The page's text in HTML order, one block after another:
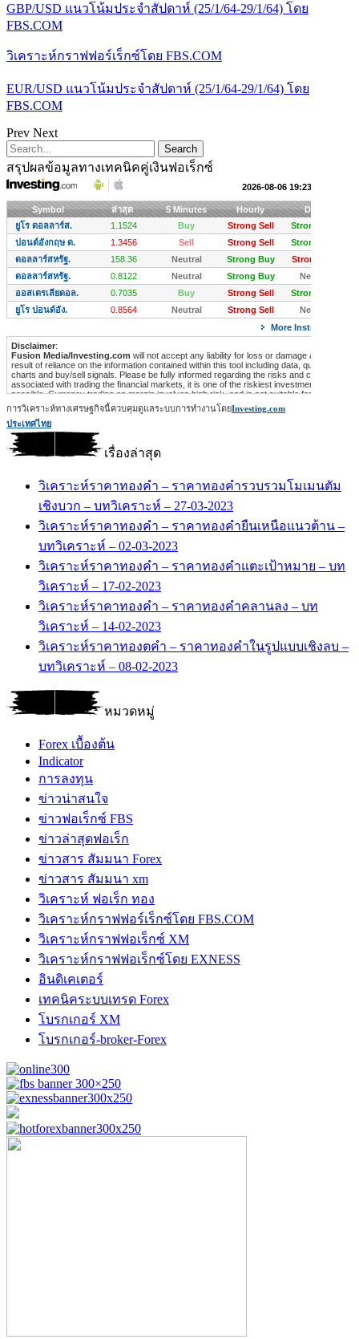
GBP/USD แนวโน้มประจำสัปดาห์ (25/1/64-29/1/64) โดย
FBS.COM
วิเคราะห์กราฟฟอร์เร็กซ์โดย FBS.COM
EUR/USD แนวโน้มประจำสัปดาห์ (25/1/64-29/1/64) โดย
FBS.COM
Prev Next
สรุปผลข้อมูลทางเทคนิคคู่เงินฟอเร็กซ์
การวิเคราะห์ทางเศรษฐกิจนี้ควบคุมดูแลระบบการทำงานโดยInvesting.com
ประเทศไทย
เรื่องล่าสุด
วิเคราะห์ราคาทองคำ – ราคาทองคำรวบรวมโมเมนตัม
เชิงบวก – บทวิเคราะห์ – 27-03-2023
วิเคราะห์ราคาทองคำ – ราคาทองคำยืนเหนือแนวต้าน –
บทวิเคราะห์ – 02-03-2023
วิเคราะห์ราคาทองคำ – ราคาทองคำแตะเป้าหมาย – บท
วิเคราะห์ – 17-02-2023
วิเคราะห์ราคาทองคำ – ราคาทองคำคลานลง – บท
วิเคราะห์ – 14-02-2023
วิเคราะห์ราคาทองตคำ – ราคาทองคำในรูปแบบเชิงลบ –
บทวิเคราะห์ – 08-02-2023
หมวดหมู่
Forex เบื้องต้น
Indicator
การลงทุน
ข่าวน่าสนใจ
ข่าวฟอเร็กซ์ FBS
ข่าวล่าสุดฟอเร็ก
ข่าวสาร สัมมนา Forex
ข่าวสาร สัมมนา xm
วิเคราะห์ ฟอเร็ก ทอง
วิเคราะห์กราฟฟอร์เร็กซ์โดย FBS.COM
วิเคราะห์กราฟฟอเร็กซ์ XM
วิเคราะห์กราฟฟอเร็กซ์โดย EXNESS
อินดิเคเตอร์
เทคนิคระบบเทรด Forex
โบรกเกอร์ XM
โบรกเกอร์-broker-Forex